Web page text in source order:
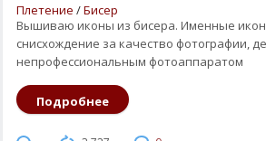
Плетение /Бисер
Вышиваю иконы из бисера. Именные
снисхождение за качество фотографии,
непрофессиональным фотоаппаратом
Подробнее